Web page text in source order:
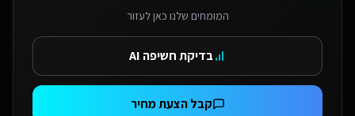
המומחים שלנו כאן לעזור
בדיקת חשיפה AI
קבל הצעת מחיר